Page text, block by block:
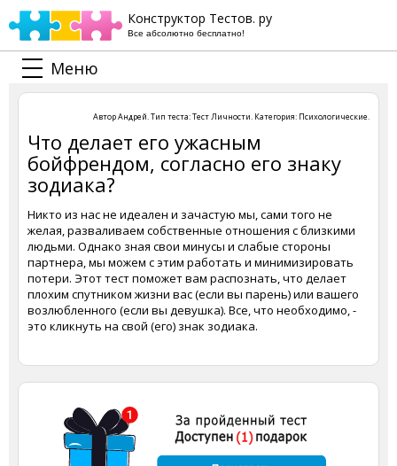
Конструктор Тестов. ру
Все абсолютно бесплатно!
Меню
АвторАндрей. Тип теста:Тест Личности. Категория: Психологические.
Что делает его ужасным
бойфрендом, согласно его знаку
зодиака?
Никто из нас не идеален и зачастую мы, сами того не
желая, разваливаем собственные отношения с близкими
людьми. Однако зная свои минусы и слабые стороны
партнера, мы можем с этим работать и минимизировать
потери. Этот тест поможет вам распознать, что делает
плохим спутником жизни вас (если вы парень) или вашего
возлюбленного (если вы девушка). Все, что необходимо, -
это кликнуть на свой (его) знак зодиака.